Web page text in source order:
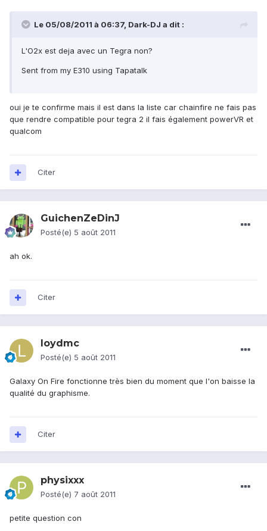
Le 05/08/2011 à 06:37, Dark-DJ a dit :
L'O2x est deja avec un Tegra non?
Sent from my E310 using Tapatalk
oui je te confirme mais il est dans la liste car chainfire ne fais pas
que rendre compatible pour tegra 2 il fais également powerVR et
qualcom
Citer
GuichenZeDinJ
Posté(e) 5 août 2011
ah ok.
Citer
loydmc
Posté(e) 5 août 2011
Galaxy On Fire fonctionne très bien du moment que l'on baisse la
qualité du graphisme.
Citer
physixxx
Posté(e) 7 août 2011
petite question con